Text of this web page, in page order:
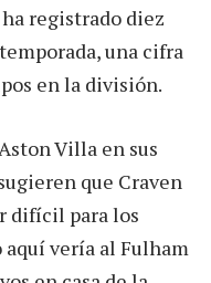
registrado diez
una cifra
en la división.
Villa en sus
que Craven
difícil para los
vería al Fulham